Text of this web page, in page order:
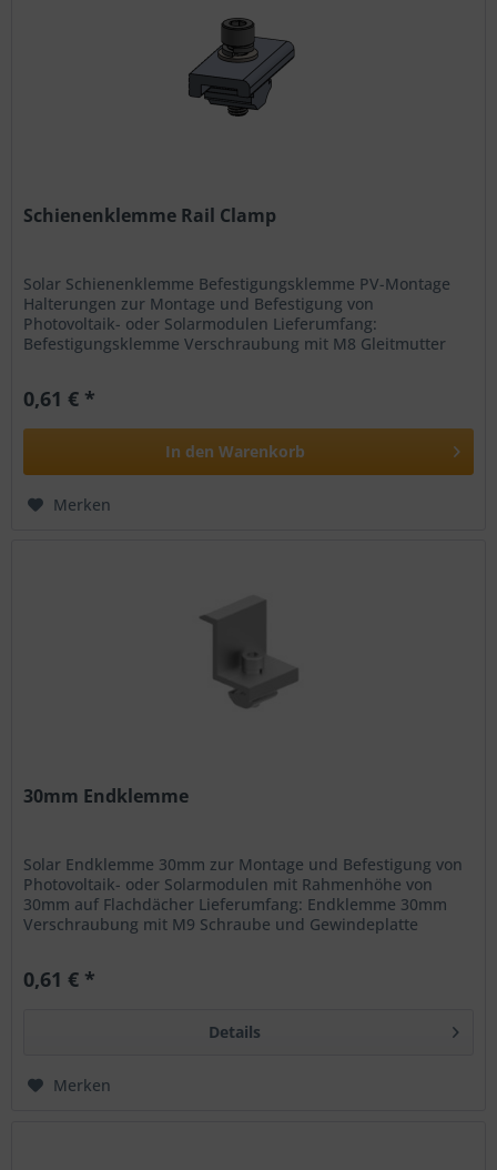
Schienenklemme Rail Clamp
Solar Schienenklemme Befestigungsklemme PV-Montage
Halterungen zur Montage und Befestigung von
Photovoltaik- oder Solarmodulen Lieferumfang:
Befestigungsklemme Verschraubung mit M8 Gleitmutter
0,61 € *
In den Warenkorb
Merken
30mm Endklemme
Solar Endklemme 30mm zur Montage und Befestigung von
Photovoltaik- oder Solarmodulen mit Rahmenhöhe von
30mm auf Flachdächer Lieferumfang: Endklemme 30mm
Verschraubung mit M9 Schraube und Gewindeplatte
0,61 € *
Details
Merken